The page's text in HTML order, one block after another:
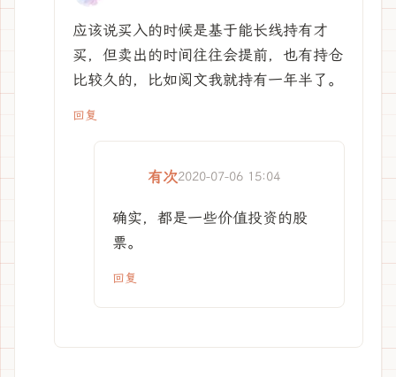
应该说买入的时候是基于能长线持有才
买，但卖出的时间往往会提前，也有持仓
比较久的，比如阅文我就持有一年半了。
回复
有次2020-07-06 15:04
确实，都是一些价值投资的股
票。
回复